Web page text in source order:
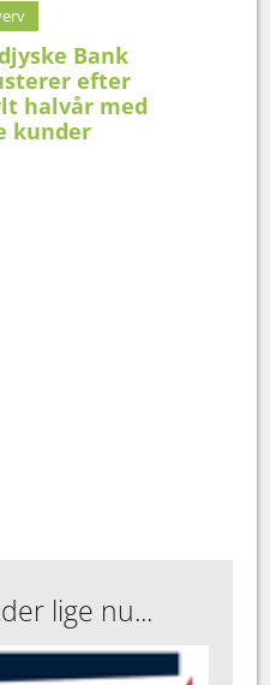
Bank
efter
halvår med
kunder
lige nu...